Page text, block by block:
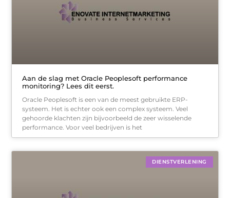
Aan de slag met Oracle Peoplesoft performance
monitoring? Lees dit eerst.
Oracle Peoplesoft is een van de meest gebruikte ERP-
systeem. Het is echter ook een complex systeem. Veel
gehoorde klachten zijn bijvoorbeeld de zeer wisselende
performance. Voor veel bedrijven is het
DIENSTVERLENING